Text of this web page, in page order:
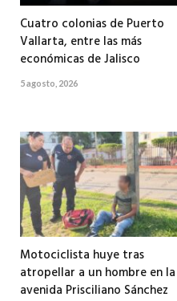
Cuatro colonias de Puerto
Vallarta, entre las más
económicas de Jalisco
5 agosto, 2026
Motociclista huye tras
atropellar a un hombre en la
avenida Prisciliano Sánchez